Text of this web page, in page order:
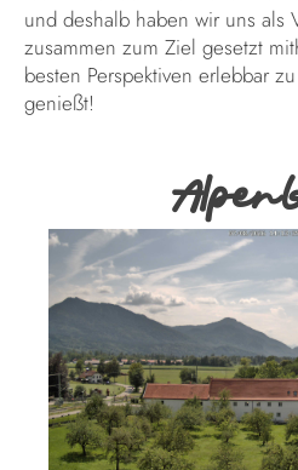
und deshalb haben wir uns als
zusammen zum Ziel gesetzt
besten Perspektiven erlebbar
genießt!